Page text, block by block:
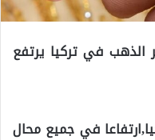
الذهب في تركيا يرتفع
في جميع محال